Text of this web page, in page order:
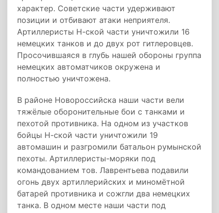
характер. Советские части удерживают
позиции и отбивают атаки неприятеля.
Артиллеристы Н-ской части уничтожили 16
немецких танков и до двух рот гитлеровцев.
Просочившаяся в глубь нашей обороны группа
немецких автоматчиков окружена и
полностью уничтожена.
В районе Новороссийска наши части вели
тяжёлые оборонительные бои с танками и
пехотой противника. На одном из участков
бойцы Н-ской части уничтожили 19
автомашин и разгромили батальон румынской
пехоты. Артиллеристы-моряки под
командованием тов. Лаврентьева подавили
огонь двух артиллерийских и миномётной
батарей противника и сожгли два немецких
танка. В одном месте наши части под